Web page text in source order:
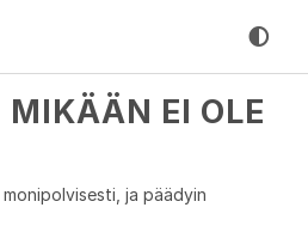
EI OLE
ja päädyin